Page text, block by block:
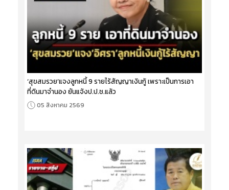
‘สุขสมรวย’แจงลูกหนี้ 9 รายไร้สัญญาเงินกู้ เพราะเป็นการเอา
ที่ดินมาจำนอง ยันแจ้งป.ป.ช.แล้ว
05 สิงหาคม 2569